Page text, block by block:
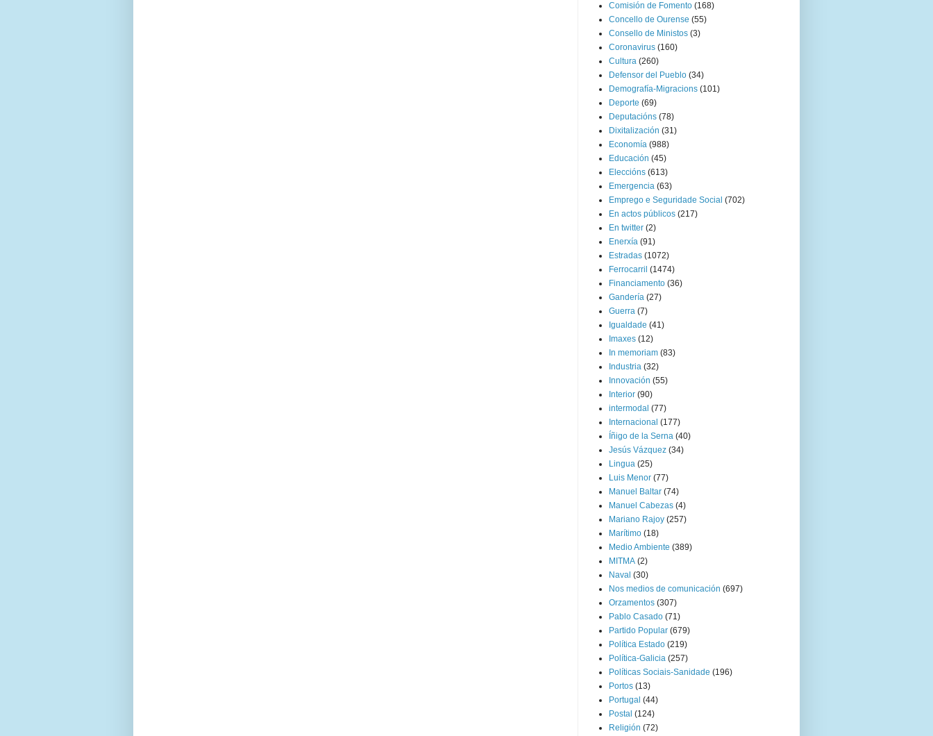
Comisión de Fomento (168)
Concello de Ourense (55)
Consello de Ministos (3)
Coronavirus (160)
Cultura (260)
Defensor del Pueblo (34)
Demografía-Migracions (101)
Deporte (69)
Deputacións (78)
Dixitalización (31)
Economía (988)
Educación (45)
Eleccións (613)
Emergencia (63)
Emprego e Seguridade Social (702)
En actos públicos (217)
En twitter (2)
Enerxía (91)
Estradas (1072)
Ferrocarril (1474)
Financiamento (36)
Gandería (27)
Guerra (7)
Igualdade (41)
Imaxes (12)
In memoriam (83)
Industria (32)
Innovación (55)
Interior (90)
intermodal (77)
Internacional (177)
Íñigo de la Serna (40)
Jesús Vázquez (34)
Lingua (25)
Luis Menor (77)
Manuel Baltar (74)
Manuel Cabezas (4)
Mariano Rajoy (257)
Marítimo (18)
Medio Ambiente (389)
MITMA (2)
Naval (30)
Nos medios de comunicación (697)
Orzamentos (307)
Pablo Casado (71)
Partido Popular (679)
Política Estado (219)
Política-Galicia (257)
Políticas Sociais-Sanidade (196)
Portos (13)
Portugal (44)
Postal (124)
Religión (72)